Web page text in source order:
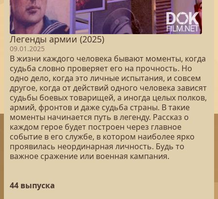
Легенды армии (2025)
09.01.2025
В жизни каждого человека бывают моменты, когда
судьба словно проверяет его на прочность. Но
одно дело, когда это личные испытания, и совсем
другое, когда от действий одного человека зависят
судьбы боевых товарищей, а иногда целых полков,
армий, фронтов и даже судьба страны. В такие
моменты начинается путь в легенду. Рассказ о
каждом герое будет построен через главное
событие в его службе, в котором наиболее ярко
проявилась неординарная личность. Будь то
важное сражение или военная кампания.
44 выпуска